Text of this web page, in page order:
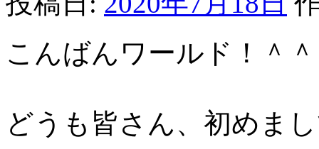
こんばんワールド！＾＾
どうも皆さん、初めま